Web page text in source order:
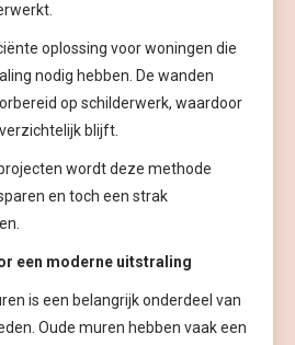
oplossing voor woningen die
nodig hebben. De wanden
op schilderwerk, waardoor
blijft.
wordt deze methode
en toch een strak
een moderne uitstraling
is een belangrijk onderdeel van
Oude muren hebben vaak een